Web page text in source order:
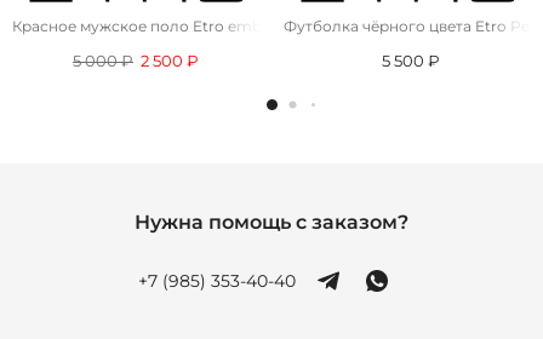
Красное мужское поло Etro embroidered-logo
5 000 ₽ 2 500 ₽
Футболка чёрного цвета Etro
5 500 ₽
Нужна помощь с заказом?
+7 (985) 353-40-40